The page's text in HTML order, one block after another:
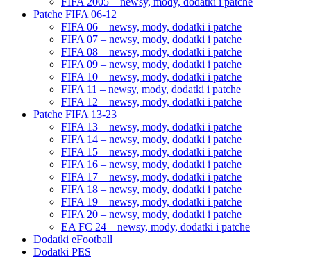
Patche FIFA 06-12
FIFA 06 – newsy, mody, dodatki i patche
FIFA 07 – newsy, mody, dodatki i patche
FIFA 08 – newsy, mody, dodatki i patche
FIFA 09 – newsy, mody, dodatki i patche
FIFA 10 – newsy, mody, dodatki i patche
FIFA 11 – newsy, mody, dodatki i patche
FIFA 12 – newsy, mody, dodatki i patche
Patche FIFA 13-23
FIFA 13 – newsy, mody, dodatki i patche
FIFA 14 – newsy, mody, dodatki i patche
FIFA 15 – newsy, mody, dodatki i patche
FIFA 16 – newsy, mody, dodatki i patche
FIFA 17 – newsy, mody, dodatki i patche
FIFA 18 – newsy, mody, dodatki i patche
FIFA 19 – newsy, mody, dodatki i patche
FIFA 20 – newsy, mody, dodatki i patche
EA FC 24 – newsy, mody, dodatki i patche
Dodatki eFootball
Dodatki PES